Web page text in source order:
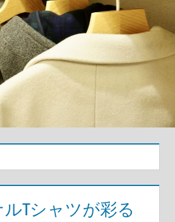
Tシャツが彩る